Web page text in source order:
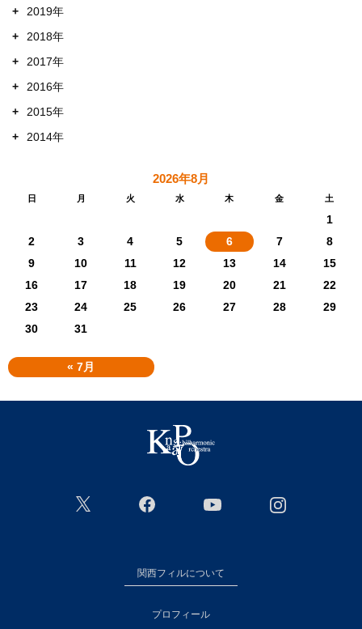
+
2019年
+
2018年
+
2017年
+
2016年
+
2015年
+
2014年
2026年8月
日 月 火 水 木 金 土
« 7月
1
2
3 4 5 6 7
8
9
10 11 12 13 14
15
16
17 18 19 20 21
22
23
24 25 26 27 28
29
30
31
関西フィルについて
プロフィール